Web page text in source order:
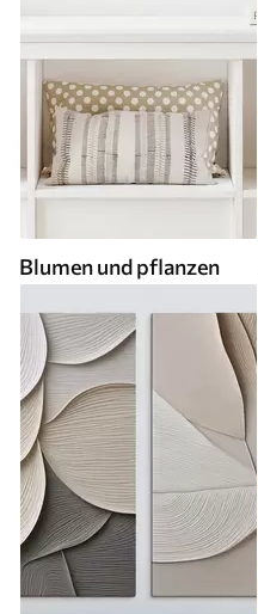
Blumen und pflanzen